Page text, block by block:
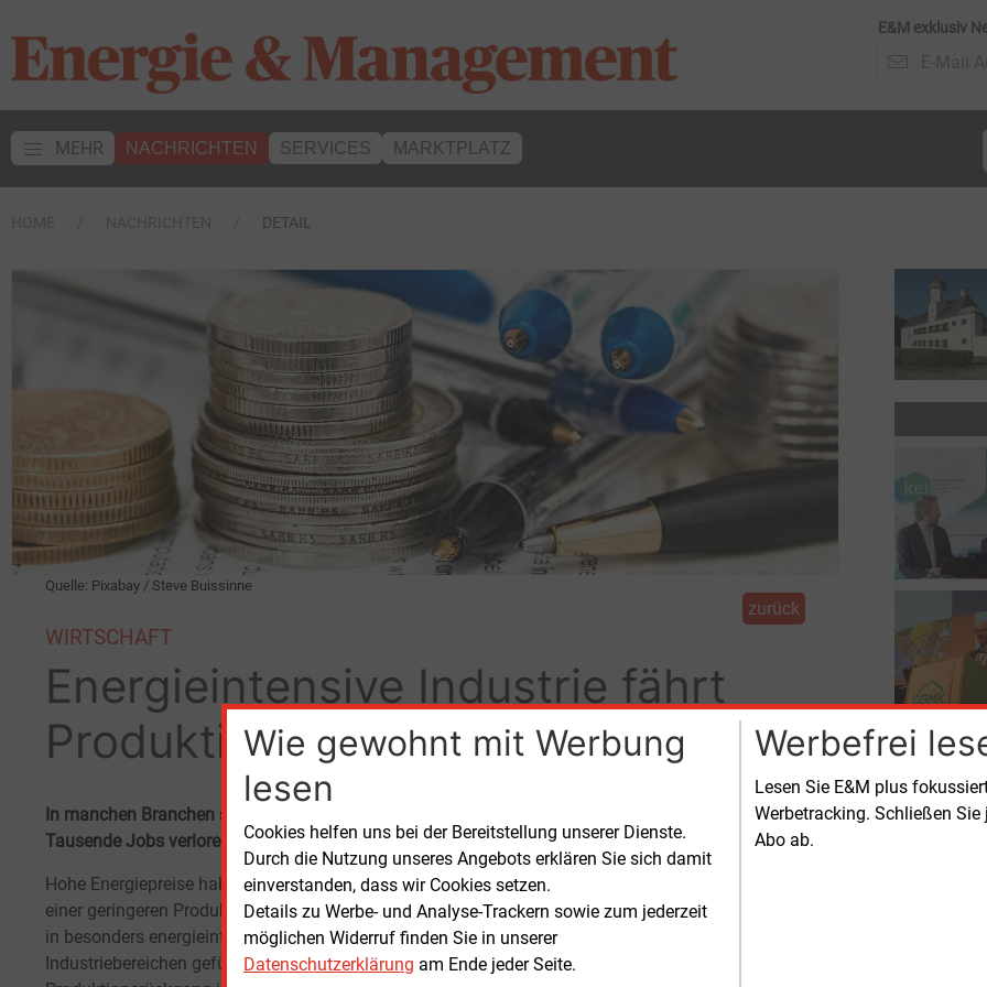
E&M exklusiv
MEHR NACHRICHTEN SERVICES MARKTPLATZ
DETAIL
Wie gewohnt mit Werbung
lesen
Cookies helfen uns bei der Bereitstellung unserer Dienste.
Durch die Nutzung unseres Angebots erklären Sie sich damit
einverstanden, dass wir Cookies setzen.
Details zu Werbe- und Analyse-Trackern sowie zum jederzeit
möglichen Widerruf finden Sie in unserer
Datenschutzerklärung am Ende jeder Seite.
Werbefrei
Lesen Sie E&M plus
Werbetracking. Schließen
Abo ab.
Quelle: Pixabay / Steve Buissinne
zurück
WIRTSCHAFT
Energieintensive Industrie fährt
Produktion zurück
In manchen Branchen schrumpft die Produktion wegen hoher Energiepreise rasant. Mit ihr gehen
Tausende Jobs verloren.
Hohe Energiepreise haben in Deutschland zu
einer geringeren Produktion und Jobverlusten
in besonders energieintensiven
Industriebereichen geführt. Der
Raffinerien legen zu
Eine Ausnahme bildet die
Mineralölverarbeitung: Sie steigerte ihre